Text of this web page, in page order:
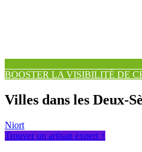
BOOSTER LA VISIBILITÉ DE
Villes dans les Deux-
Niort
Trouver un artisan expert ↑